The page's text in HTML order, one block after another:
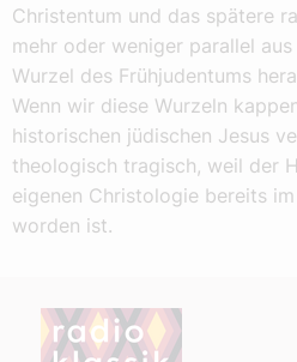
Christentum und das spätere
mehr oder weniger parallel
Wurzel des Frühjudentums
Wenn wir diese Wurzeln
historischen jüdischen Jesus
theologisch tragisch, weil der
eigenen Christologie bereits
worden ist.